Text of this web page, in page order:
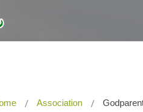
Association